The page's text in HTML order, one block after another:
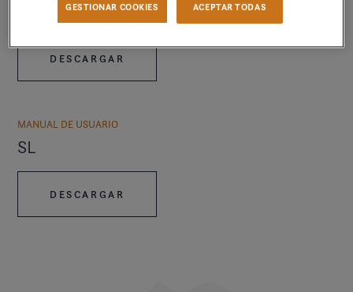
338 VISTA
DESCARGAR
MANUAL DE USUARIO
SL
DESCARGAR
GESTIONAR COOKIES ACEPTAR TODAS